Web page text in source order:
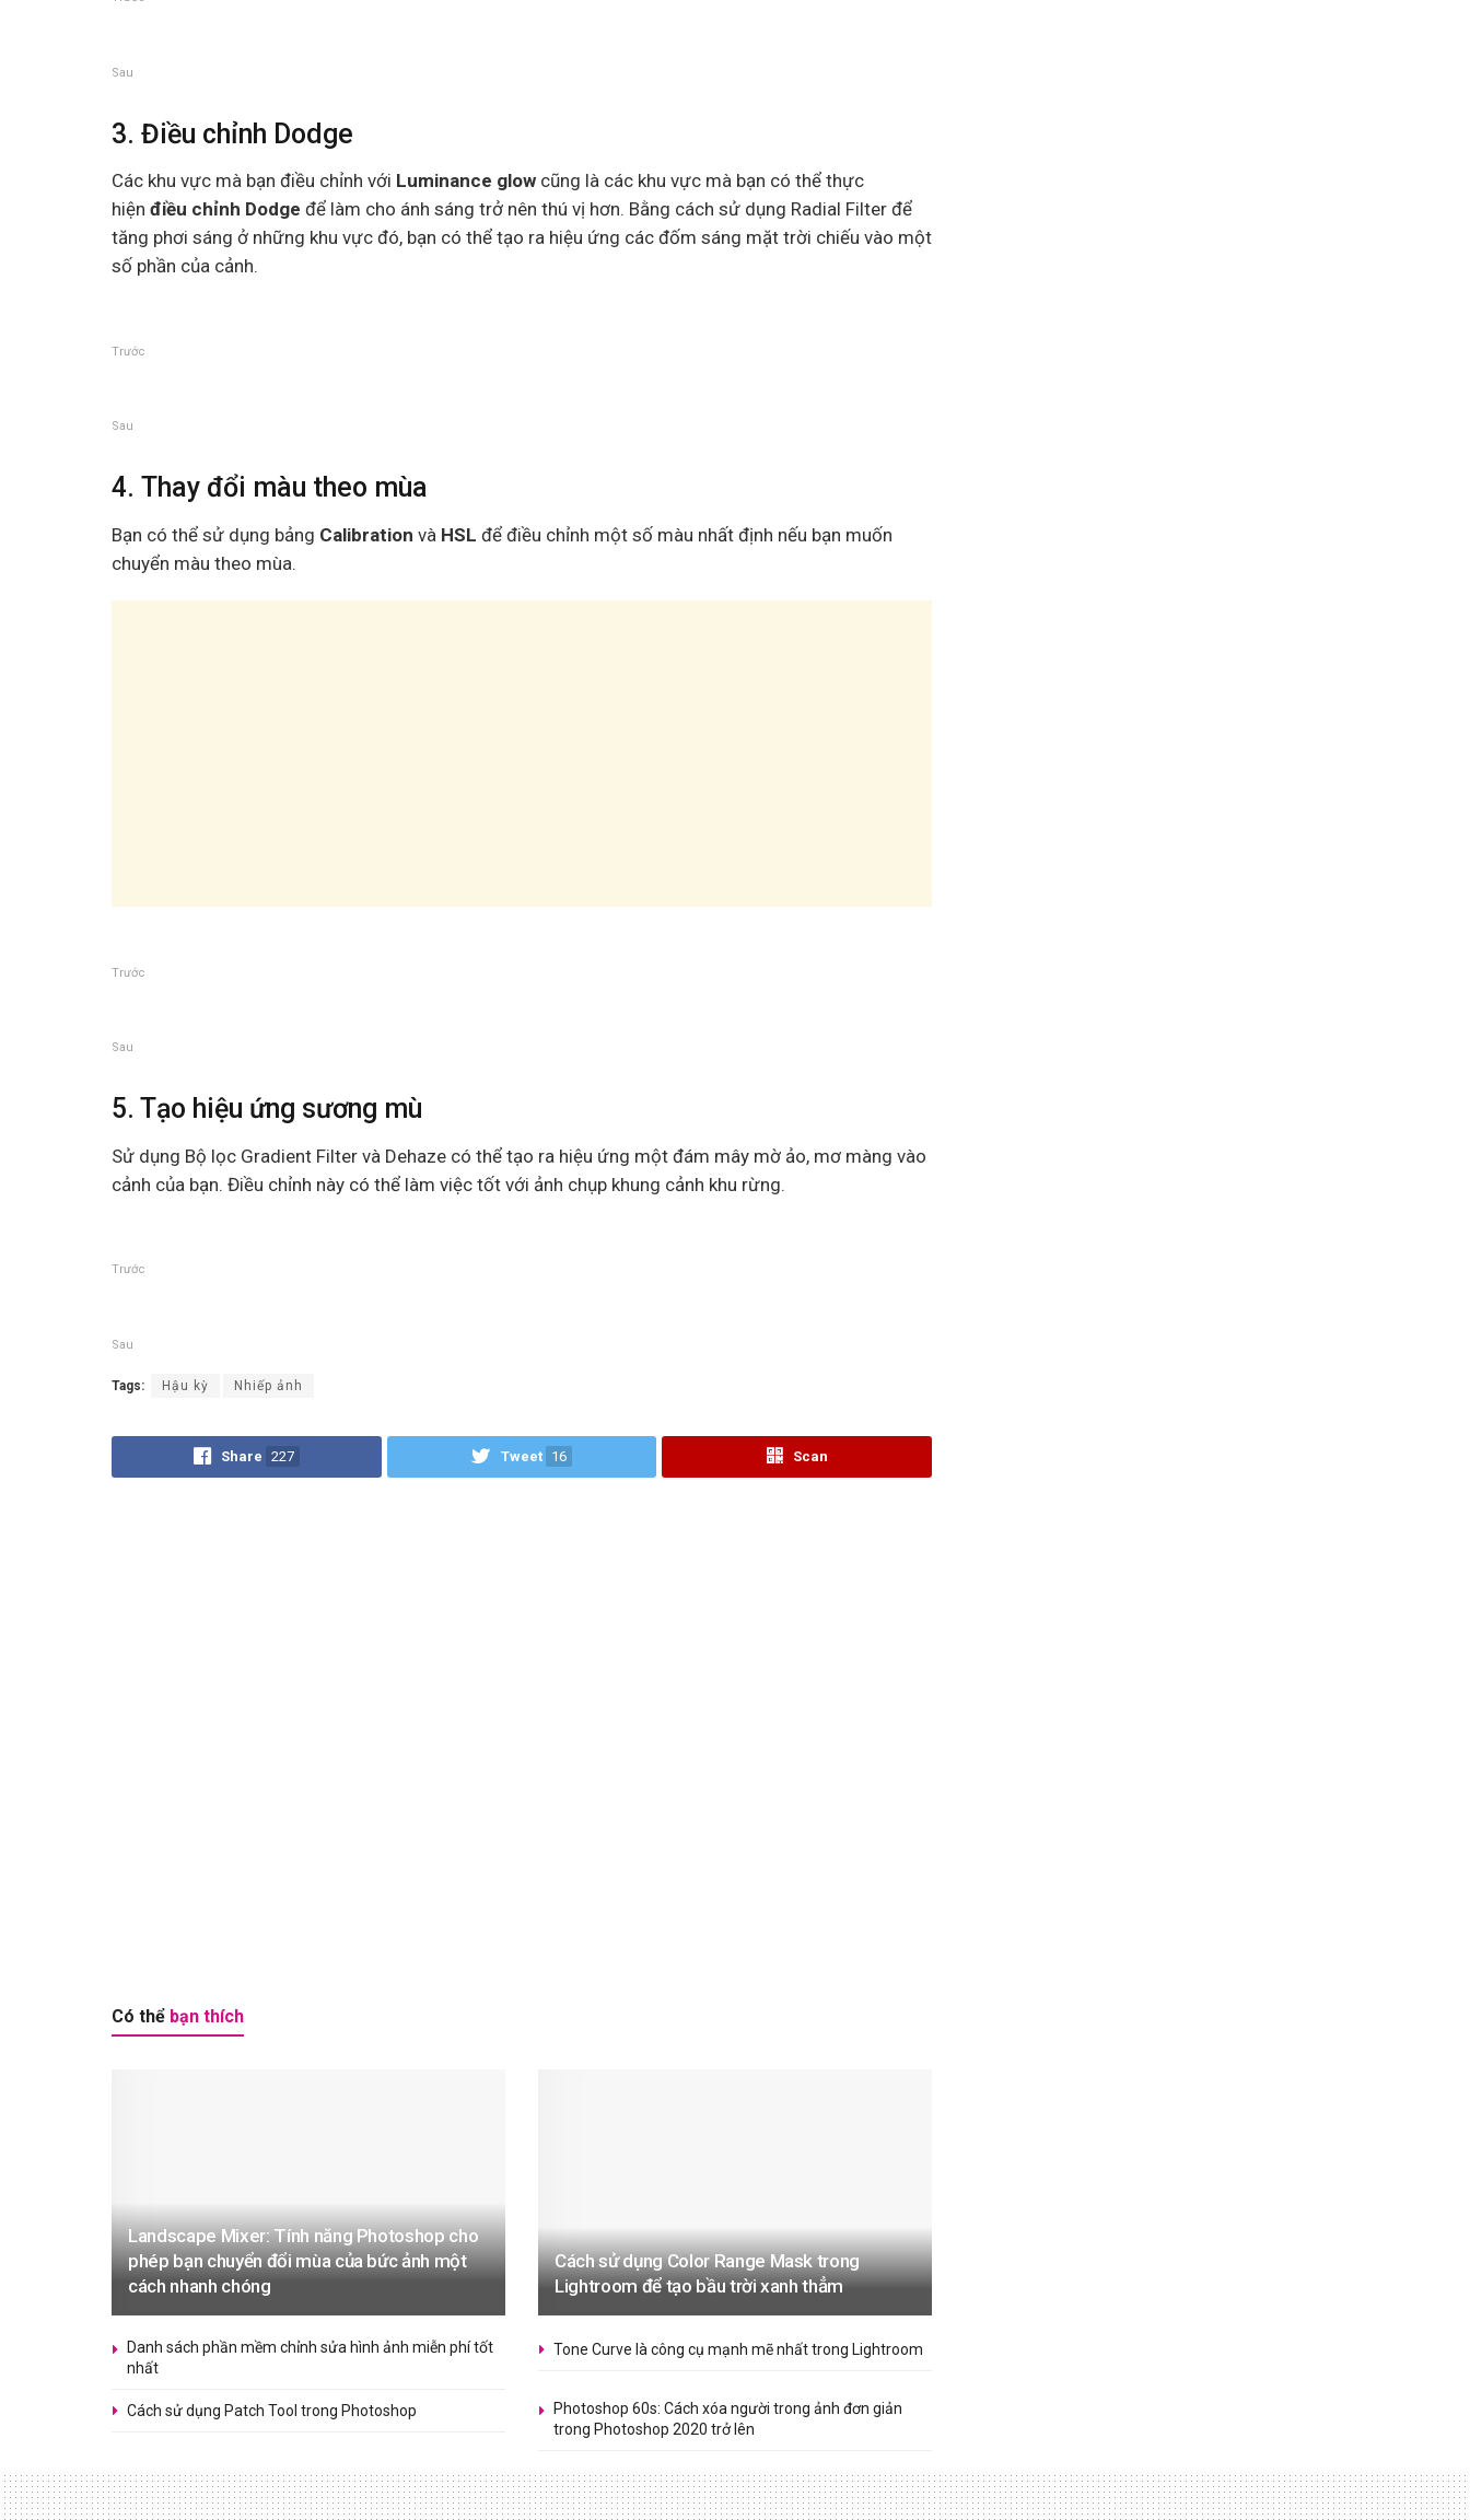
Sau
3. Điều chỉnh Dodge
Các khu vực mà bạn điều chỉnh với Luminance glow cũng là các khu vực mà bạn có thể thực
hiện điều chỉnh Dodge để làm cho ánh sáng trở nên thú vị hơn. Bằng cách sử dụng Radial Filter để
tăng phơi sáng ở những khu vực đó, bạn có thể tạo ra hiệu ứng các đốm sáng mặt trời chiếu vào một
số phần của cảnh.
Trước
Sau
4. Thay đổi màu theo mùa
Bạn có thể sử dụng bảng Calibration và HSL để điều chỉnh một số màu nhất định nếu bạn muốn
chuyển màu theo mùa.
Trước
Sau
5. Tạo hiệu ứng sương mù
Sử dụng Bộ lọc Gradient Filter và Dehaze có thể tạo ra hiệu ứng một đám mây mờ ảo, mơ màng vào
cảnh của bạn. Điều chỉnh này có thể làm việc tốt với ảnh chụp khung cảnh khu rừng.
Trước
Sau
Tags: Hậu kỳ Nhiếp ảnh
Share 227 Tweet 16 Scan
Có thể bạn thích
Landscape Mixer: Tính năng Photoshop cho
phép bạn chuyển đổi mùa của bức ảnh một
cách nhanh chóng
Cách sử dụng Color Range Mask trong
Lightroom để tạo bầu trời xanh thẳm
Danh sách phần mềm chỉnh sửa hình ảnh miễn phí tốt
nhất
Tone Curve là công cụ mạnh mẽ nhất trong Lightroom
Cách sử dụng Patch Tool trong Photoshop
Photoshop 60s: Cách xóa người trong ảnh đơn giản
trong Photoshop 2020 trở lên